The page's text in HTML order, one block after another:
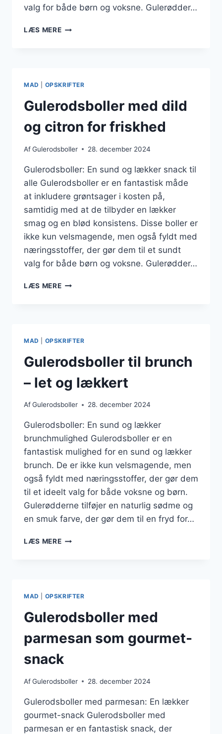
valg for både børn og voksne. Gulerødder…
LÆS MEREGULERODSBOLLER
MAD OPSKRIFTER
Gulerodsboller med dild
og citron for friskhed
AfGulerodsboller 28. december 2024
Gulerodsboller: En sund og lækker snack til
alle Gulerodsboller er en fantastisk måde
at inkludere grøntsager i kosten på,
samtidig med at de tilbyder en lækker
smag og en blød konsistens. Disse boller er
ikke kun velsmagende, men også fyldt med
næringsstoffer, der gør dem til et sundt
valg for både børn og voksne. Gulerødder…
LÆS MEREGULERODSBOLLER
MAD OPSKRIFTER
Gulerodsboller til brunch
– let og lækkert
AfGulerodsboller 28. december 2024
Gulerodsboller: En sund og lækker
brunchmulighed Gulerodsboller er en
fantastisk mulighed for en sund og lækker
brunch. De er ikke kun velsmagende, men
også fyldt med næringsstoffer, der gør dem
til et ideelt valg for både voksne og børn.
Gulerødderne tilføjer en naturlig sødme og
en smuk farve, der gør dem til en fryd for…
LÆS MEREGULERODSBOLLER
MAD OPSKRIFTER
Gulerodsboller med
parmesan som gourmet-
snack
AfGulerodsboller 28. december 2024
Gulerodsboller med parmesan: En lækker
gourmet-snack Gulerodsboller med
parmesan er en fantastisk snack, der